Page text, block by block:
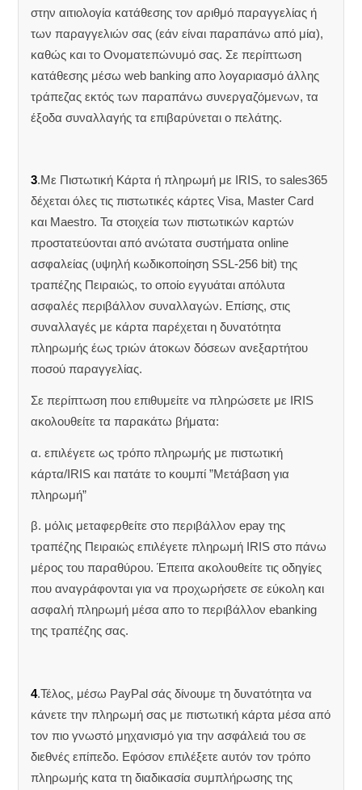
στην αιτιολογία κατάθεσης τον αριθμό παραγγελίας ή
των παραγγελιών σας (εάν είναι παραπάνω από μία),
καθώς και το Ονοματεπώνυμό σας. Σε περίπτωση
κατάθεσης μέσω web banking απο λογαριασμό άλλης
τράπεζας εκτός των παραπάνω συνεργαζόμενων, τα
έξοδα συναλλαγής τα επιβαρύνεται ο πελάτης.
3.Με Πιστωτική Κάρτα ή πληρωμή με IRIS, το sales365
δέχεται όλες τις πιστωτικές κάρτες Visa, Master Card
και Maestro. Τα στοιχεία των πιστωτικών καρτών
προστατεύονται από ανώτατα συστήματα online
ασφαλείας (υψηλή κωδικοποίηση SSL-256 bit) της
τραπέζης Πειραιώς, το οποίο εγγυάται απόλυτα
ασφαλές περιβάλλον συναλλαγών. Επίσης, στις
συναλλαγές με κάρτα παρέχεται η δυνατότητα
πληρωμής έως τριών άτοκων δόσεων ανεξαρτήτου
ποσού παραγγελίας.
Σε περίπτωση που επιθυμείτε να πληρώσετε με IRIS
ακολουθείτε τα παρακάτω βήματα:
α. επιλέγετε ως τρόπο πληρωμής με πιστωτική
κάρτα/IRIS και πατάτε το κουμπί ”Μετάβαση για
πληρωμή”
β. μόλις μεταφερθείτε στο περιβάλλον epay της
τραπέζης Πειραιώς επιλέγετε πληρωμή IRIS στο πάνω
μέρος του παραθύρου. Έπειτα ακολουθείτε τις οδηγίες
που αναγράφονται για να προχωρήσετε σε εύκολη και
ασφαλή πληρωμή μέσα απο το περιβάλλον ebanking
της τραπέζης σας.
4.Τέλος, μέσω PayPal σάς δίνουμε τη δυνατότητα να
κάνετε την πληρωμή σας με πιστωτική κάρτα μέσα από
τον πιο γνωστό μηχανισμό για την ασφάλειά του σε
διεθνές επίπεδο. Εφόσον επιλέξετε αυτόν τον τρόπο
πληρωμής κατα τη διαδικασία συμπλήρωσης της